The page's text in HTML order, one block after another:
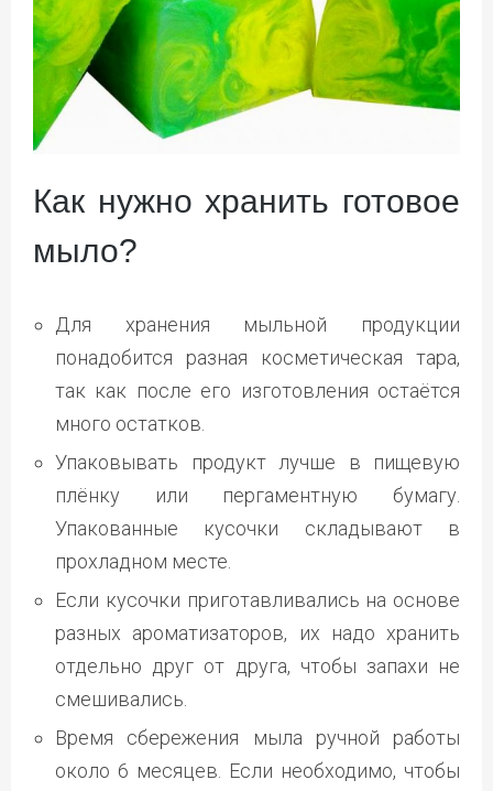
Как нужно хранить готовое
мыло?
Для хранения мыльной продукции
понадобится разная косметическая тара,
так как после его изготовления остаётся
много остатков.
Упаковывать продукт лучше в пищевую
плёнку или пергаментную бумагу.
Упакованные кусочки складывают в
прохладном месте.
Если кусочки приготавливались на основе
разных ароматизаторов, их надо хранить
отдельно друг от друга, чтобы запахи не
смешивались.
Время сбережения мыла ручной работы
около 6 месяцев. Если необходимо, чтобы